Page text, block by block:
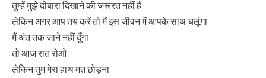
तुम्हें मुझे दोबारा दिखाने की जरूरत नहीं है
लेकिन अगर आप तय करें तो मैं इस जीवन में आपके साथ चलूंगा
मैं अंत तक जाने नहीं दूँगा
तो आज रात रोओ
लेकिन तुम मेरा हाथ मत छोड़ना